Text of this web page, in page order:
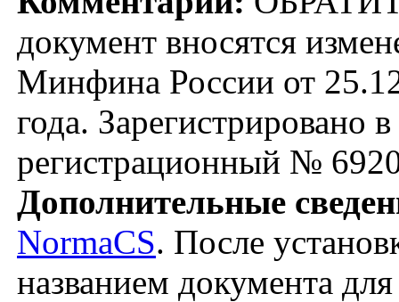
документ вносятся
Минфина России от
года.
регистрационный №
Дополнительные
NormaCS. После
названием документа